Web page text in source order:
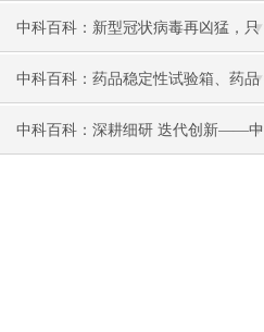
生命医药科学领域发展前瞻性分析
中科百科：新型冠状病毒再凶猛，只
有抓住它这5个“致命弱点”你也能扛过
去
中科百科：药品稳定性试验箱、药品
光照试验箱不能降温维修方法
中科百科：深耕细研 迭代创新——中